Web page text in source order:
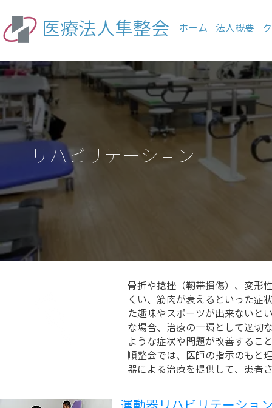
医療法人隼整会 ホーム 法人概要
リハビリテーション
骨折や捻挫（靭帯損傷）、変形
くい、筋肉が衰えるといった症
た趣味やスポーツが出来ないと
な場合、治療の一環として適切
ような症状や問題が改善するこ
順整会では、医師の指示のもと
器による治療を提供して、患者